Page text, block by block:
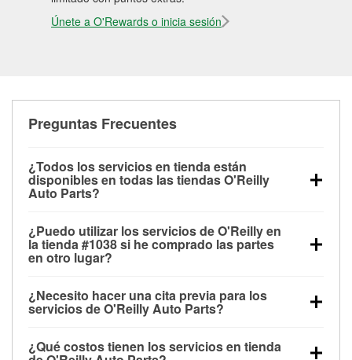
Únete a O'Rewards o inicia sesión
Preguntas Frecuentes
¿Todos los servicios en tienda están
disponibles en todas las tiendas O'Reilly
Auto Parts?
las pruebas de batería, pruebas de alternador y
motor de arranque, revisión de la luz “Check Engine”
con O'Reilly VeriScan® e instalación de
limpiaparabrisas o bombillas, están disponibles en
todas las tiendas O'Reilly Auto Parts. La tienda
servicios especializados como:reciclaje de baterías
¿Puedo utilizar los servicios de O'Reilly en
la tienda #1038 si he comprado las partes
en otro lugar?
de O'Reilly Auto Parts que estén disponibles en la
tienda # 1038 de Cullman, AL aunque hayas
pruebas de batería y recarga, así como reciclaje de
¿Necesito hacer una cita previa para los
servicios de O'Reilly Auto Parts?
los servicios ofrecidos en la tienda O'Reilly Auto
¿Qué costos tienen los servicios en tienda